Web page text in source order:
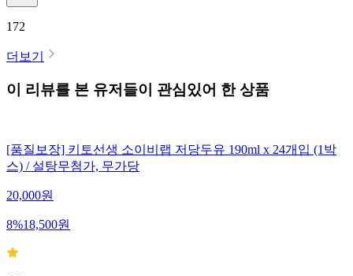
172
더보기
이 리뷰를 본 유저들이 관심있어 한 상품
[품질보장] 키토선생 소이비랩 저당두유 190ml x 24개입 (1박
스) / 설탕무첨가, 무가당
20,000원
8%18,500원